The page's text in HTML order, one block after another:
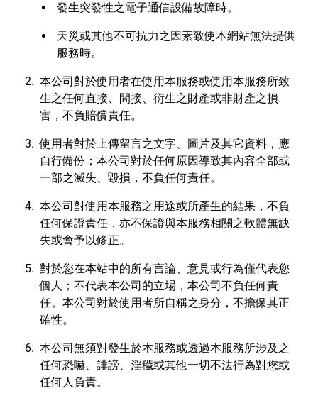
發生突發性之電子通信設備故障時。
天災或其他不可抗力之因素致使本網站無法提供
服務時。
本公司對於使用者在使用本服務或使用本服務所致
生之任何直接、間接、衍生之財產或非財產之損
害，不負賠償責任。
使用者對於上傳留言之文字、圖片及其它資料，應
自行備份；本公司對於任何原因導致其內容全部或
一部之滅失、毀損，不負任何責任。
本公司對使用本服務之用途或所產生的結果，不負
任何保證責任，亦不保證與本服務相關之軟體無缺
失或會予以修正。
對於您在本站中的所有言論、意見或行為僅代表您
個人；不代表本公司的立場，本公司不負任何責
任。本公司對於使用者所自稱之身分，不擔保其正
確性。
本公司無須對發生於本服務或透過本服務所涉及之
任何恐嚇、誹謗、淫穢或其他一切不法行為對您或
任何人負責。